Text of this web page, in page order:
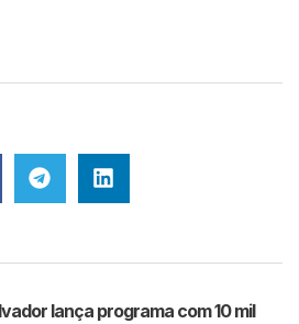
lança programa com 10 mil